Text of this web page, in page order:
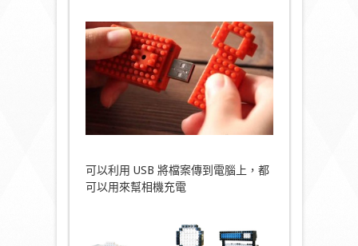
可以利用 USB 將檔案傳到電腦上，都
可以用來幫相機充電